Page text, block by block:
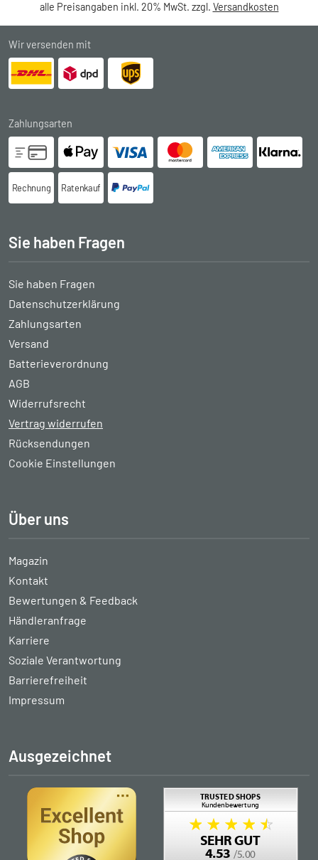
alle Preisangaben inkl. 20% MwSt. zzgl. Versandkosten
Wir versenden mit
Zahlungsarten
Rechnung Ratenkauf
Sie haben Fragen
Sie haben Fragen
Datenschutzerklärung
Zahlungsarten
Versand
Batterieverordnung
AGB
Widerrufsrecht
Vertrag widerrufen
Rücksendungen
Cookie Einstellungen
Über uns
Magazin
Kontakt
Bewertungen & Feedback
Händleranfrage
Karriere
Soziale Verantwortung
Barrierefreiheit
Impressum
Ausgezeichnet